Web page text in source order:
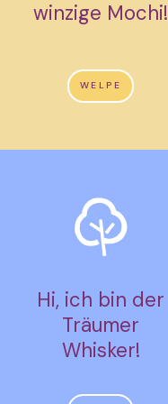
winzige Mochi!
WELPE
Hi, ich bin der
Träumer
Whisker!